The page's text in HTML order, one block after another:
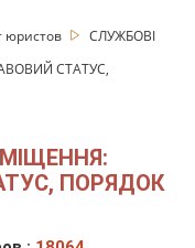
юристов
СЛУЖБОВІ
СТАТУС,
ПОРЯДОК